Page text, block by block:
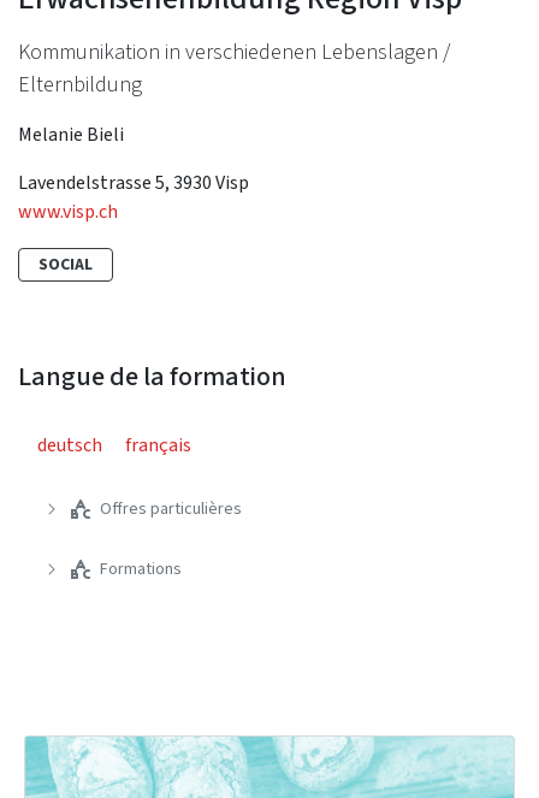
Kommunikation in verschiedenen Lebenslagen /
Elternbildung
Melanie Bieli
Lavendelstrasse 5, 3930 Visp
www.visp.ch
SOCIAL
Langue de la formation
deutsch français
Offres particulières
Formations